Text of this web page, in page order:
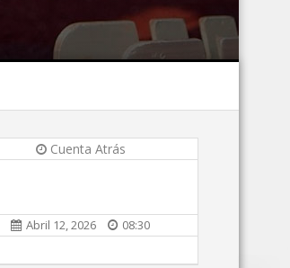
Cuenta Atrás
Abril 12, 2026 08:30